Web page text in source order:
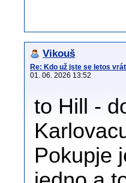
Vikouš
Re: Kdo už jste se letos
01. 06. 2026 13:52
to Hill -
Pokupje